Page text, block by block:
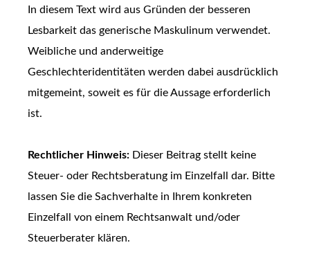
In diesem Text wird aus Gründen der besseren
Lesbarkeit das generische Maskulinum verwendet.
Weibliche und anderweitige
Geschlechteridentitäten werden dabei ausdrücklich
mitgemeint, soweit es für die Aussage erforderlich
ist.
Rechtlicher Hinweis: Dieser Beitrag stellt keine
Steuer- oder Rechtsberatung im Einzelfall dar. Bitte
lassen Sie die Sachverhalte in Ihrem konkreten
Einzelfall von einem Rechtsanwalt und/oder
Steuerberater klären.